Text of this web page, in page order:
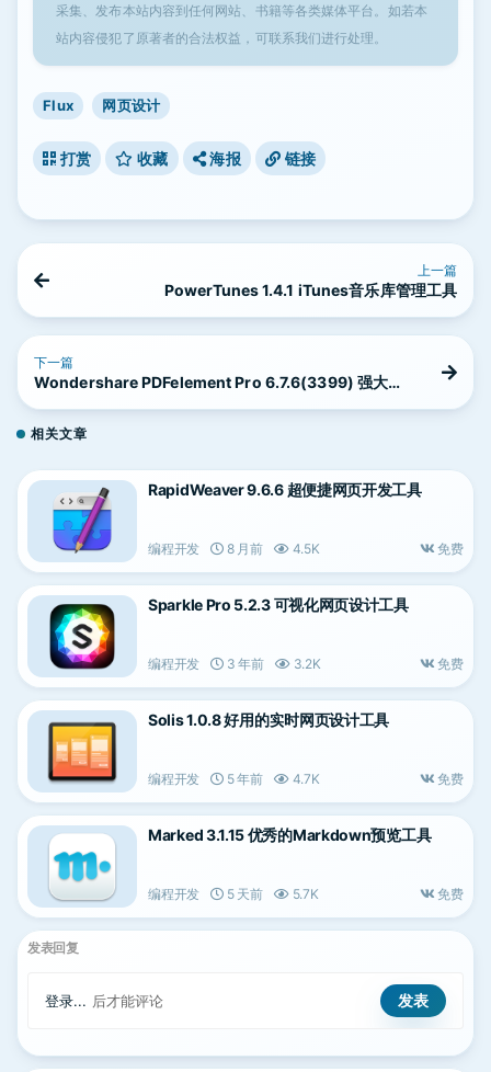
采集、发布本站内容到任何网站、书籍等各类媒体平台。如若本
站内容侵犯了原著者的合法权益，可联系我们进行处理。
Flux 网页设计
打赏 收藏 海报 链接
上一篇
PowerTunes 1.4.1 iTunes音乐库管理工具
下一篇
Wondershare PDFelement Pro 6.7.6(3399) 强大的
相关文章
RapidWeaver 9.6.6 超便捷网页开发工具
编程开发 8 月前 4.5K 免费
Sparkle Pro 5.2.3 可视化网页设计工具
编程开发 3 年前 3.2K 免费
Solis 1.0.8 好用的实时网页设计工具
编程开发 5 年前 4.7K 免费
Marked 3.1.15 优秀的Markdown预览工具
编程开发 5 天前 5.7K 免费
发表回复
登录... 后才能评论